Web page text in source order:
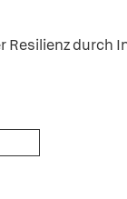
Resilienz durch